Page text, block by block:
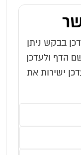
בבקש ניתן
הדף ולעדכן
ישירות את